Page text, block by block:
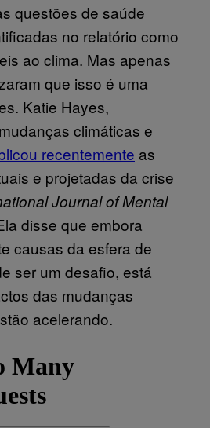
questões de saúde
no relatório como
ao clima. Mas apenas
que isso é uma
Katie Hayes,
climáticas e
recentemente as
e projetadas da crise
Journal of Mental
disse que embora
causas da esfera de
ser um desafio, está
das mudanças
acelerando.